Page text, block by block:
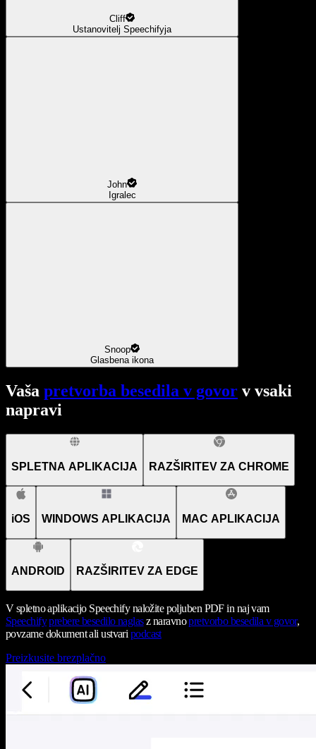
Cliff
Ustanovitelj Speechifyja
John
Igralec
Snoop
Glasbena ikona
Vaša pretvorba besedila v govor v vsaki
napravi
SPLETNA APLIKACIJA RAZŠIRITEV ZA CHROME
iOS WINDOWS APLIKACIJA MAC APLIKACIJA
ANDROID RAZŠIRITEV ZA EDGE
V spletno aplikacijo Speechify naložite poljuben PDF in naj vam
Speechify prebere besedilo naglasz naravnopretvorbo besedila v govor,
povzame dokument ali ustvari podcast
Preizkusite brezplačno